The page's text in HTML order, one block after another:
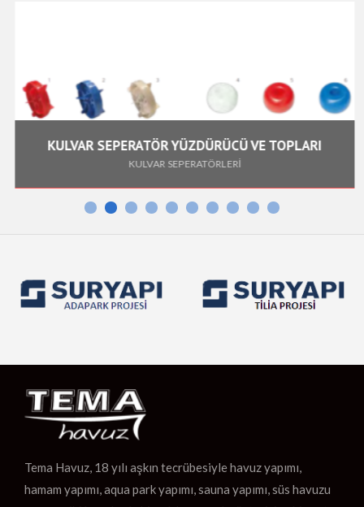
KULVAR SEPERATÖR YÜZDÜRÜCÜ VE TOPLARI
KULVAR SEPERATÖRLERİ
Tema Havuz, 18 yılı aşkın tecrübesiyle havuz yapımı,
hamam yapımı, aqua park yapımı, sauna yapımı, süs havuzu